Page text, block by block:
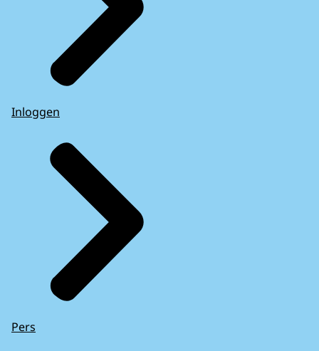
Inloggen
Pers